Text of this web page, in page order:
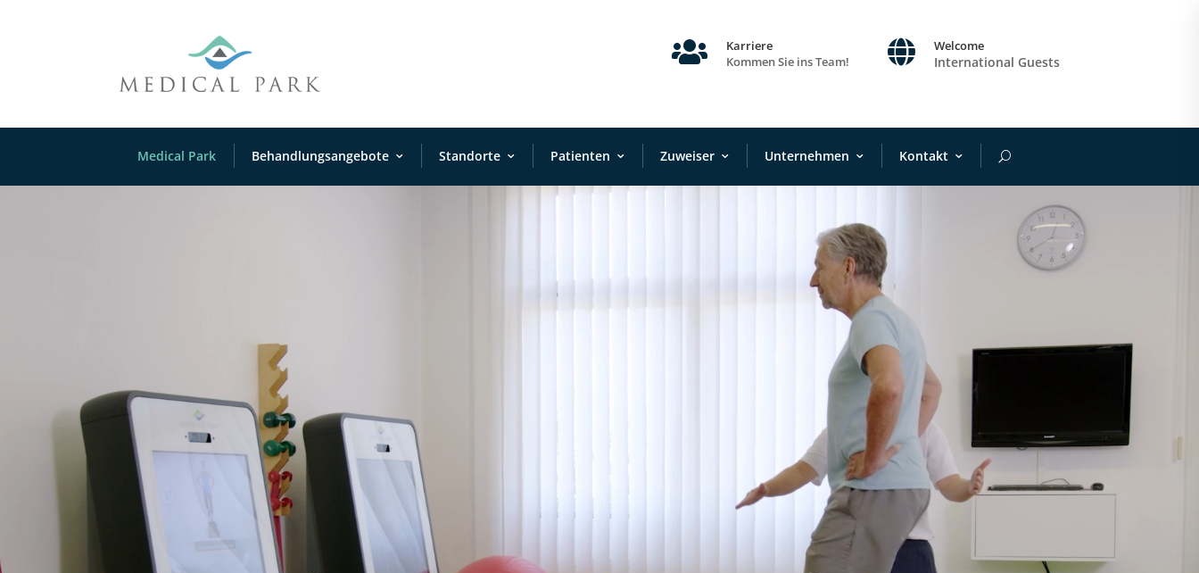

Karriere
Kommen Sie ins Team!
 Welcome
International Guests
Medical Park Behandlungsangebote Standorte Patienten Zuweiser Unternehmen Kontakt